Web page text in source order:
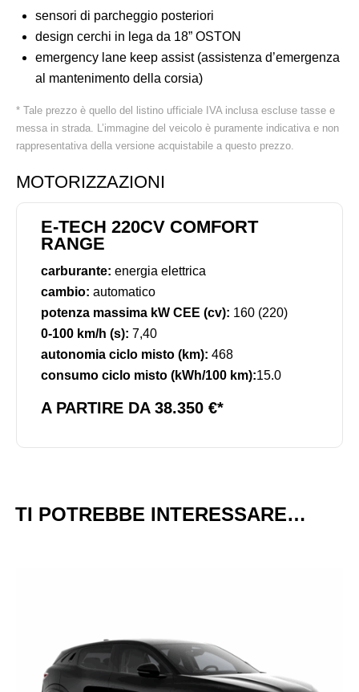
sensori di parcheggio posteriori
design cerchi in lega da 18” OSTON
emergency lane keep assist (assistenza d’emergenza
al mantenimento della corsia)
* Tale prezzo è quello del listino ufficiale IVA inclusa escluse tasse e
messa in strada. L’immagine del veicolo è puramente indicativa e non
rappresentativa della versione acquistabile a questo prezzo.
MOTORIZZAZIONI
E-TECH 220CV COMFORT
RANGE
carburante: energia elettrica
cambio: automatico
potenza massima kW CEE (cv): 160 (220)
0-100 km/h (s): 7,40
autonomia ciclo misto (km): 468
consumo ciclo misto (kWh/100 km):15.0
A PARTIRE DA 38.350 €*
TI POTREBBE INTERESSARE…